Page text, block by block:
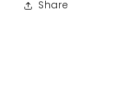
Share